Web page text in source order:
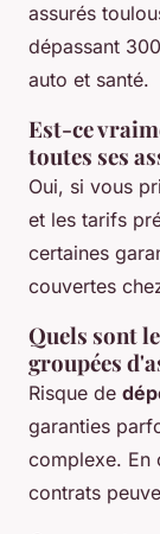
assurés
dépassant
auto et santé.
Est-ce
toutes ses
Oui, si vous
et les tarifs
certaines
couvertes
Quels sont
groupées
Risque de
garanties
complexe. En
contrats